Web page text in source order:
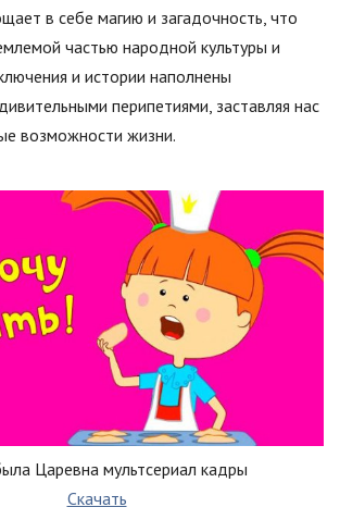
в себе магию и загадочность, что
частью народной культуры и
и истории наполнены
перипетиями, заставляя нас
возможности жизни.
Царевна мультсериал кадры
Скачать